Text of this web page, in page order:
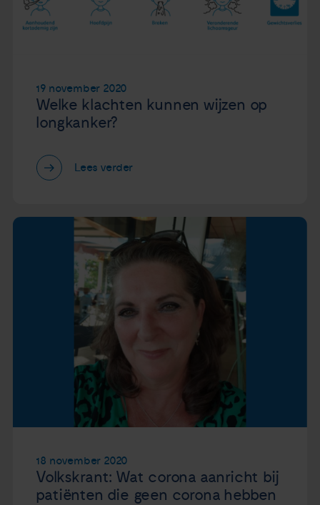
19 november 2020
Welke klachten kunnen wijzen op
longkanker?
Lees verder
18 november 2020
Volkskrant: Wat corona aanricht bij
patiënten die geen corona hebben